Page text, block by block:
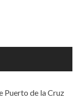
Puerto de la Cruz